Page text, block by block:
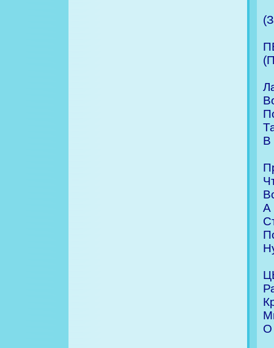
В
А
О